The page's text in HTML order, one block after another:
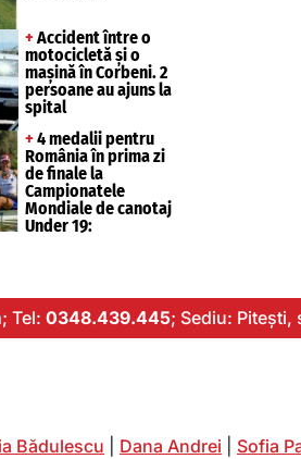
+ Accident între o
motocicletă și o
mașină în Corbeni. 2
persoane au ajuns la
spital
+ 4 medalii pentru
România în prima zi
de finale la
Campionatele
Mondiale de canotaj
Under 19:
; Tel: 0348.439.445; Sediu: Pitești,
Bădulescu Dana Andrei Sofia